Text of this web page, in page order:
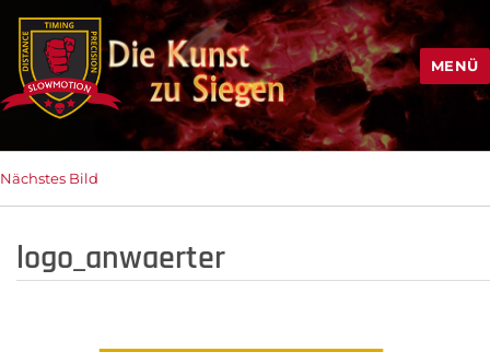
MENÜ
Nächstes Bild
logo_anwaerter